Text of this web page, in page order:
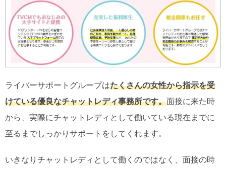
ライバーサポートグループはたくさんの女性から指示を受
けている優良なチャットレディ事務所です。面接に来た時
から、実際にチャットレディとして働いている現在までに
至るまでしっかりサポートをしてくれます。
いきなりチャットレディとして働くのではなく、面接の時